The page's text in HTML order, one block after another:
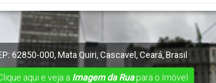
62850-000, Mata Quiri, Cascavel, Ceará, Brasil
aqui e veja a Imagem da Ruapara o Imóvel